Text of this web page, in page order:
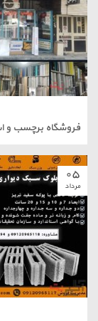
فروشگاه برچسب و
۰۵
مرداد